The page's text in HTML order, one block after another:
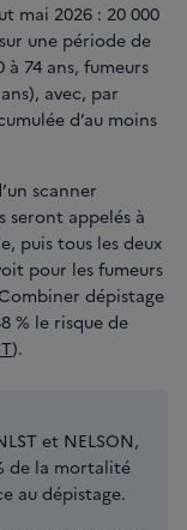
mai 2026 : 20 000
une période de
à 74 ans, fumeurs
avec, par
d’au moins
scanner
seront appelés à
puis tous les deux
pour les fumeurs
dépistage
% le risque de
).
et NELSON,
de la mortalité
au dépistage.